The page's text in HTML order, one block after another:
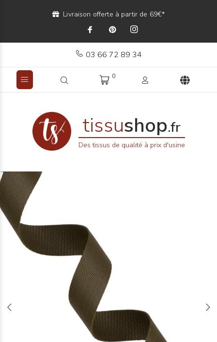
Livraison offerte à partir de 69€*
03 66 72 89 34
0
tissushop.fr
Des tissus de qualité à prix d'usine